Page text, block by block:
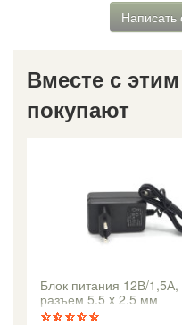
Написать
Вместе с
покупают
Блок питания 12В/1,5А,
разъем 5.5 x 2.5 мм